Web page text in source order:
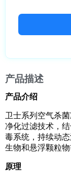
产品描述
产品介绍
卫士系列空气杀
净化过滤技术，
毒系统，持续动
生物和悬浮颗粒物
原理